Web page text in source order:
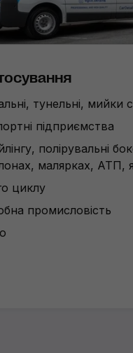
тунельні, мийки
підприємства
полірувальні
малярках, АТП,
циклу
промисловість